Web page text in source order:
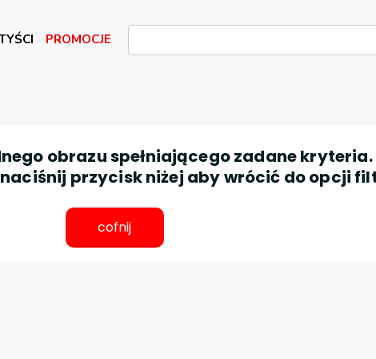
PROMOCJE
obrazu spełniającego zadane
przycisk niżej aby wrócić do opcji
cofnij